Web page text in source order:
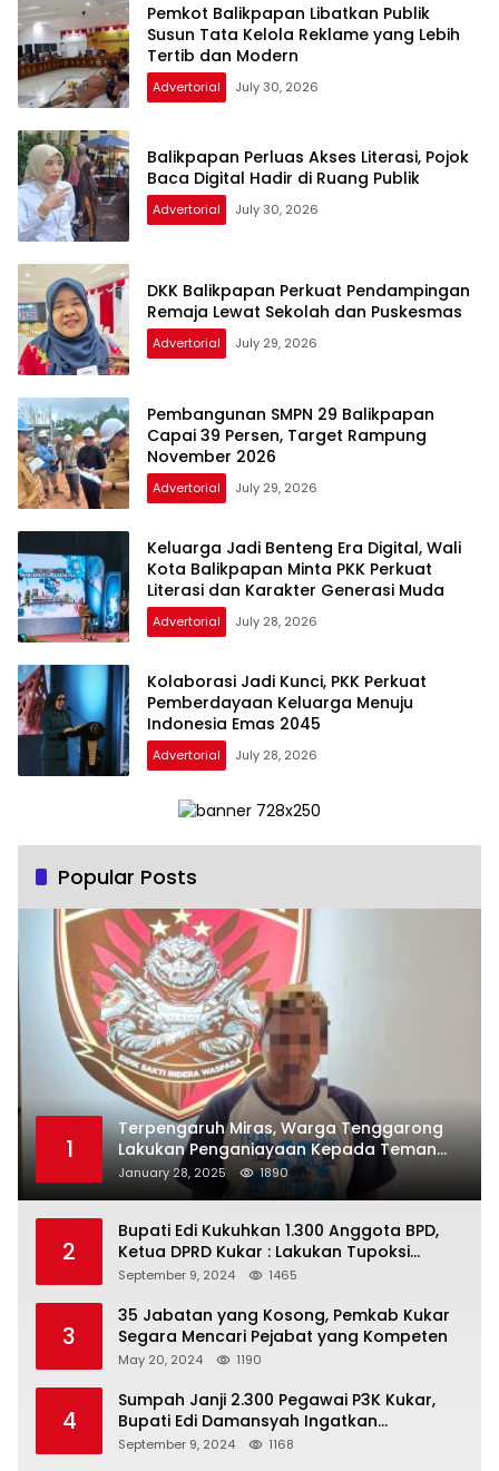
Pemkot Balikpapan Libatkan Publik
Susun Tata Kelola Reklame yang Lebih
Tertib dan Modern
Advertorial July 30, 2026
Balikpapan Perluas Akses Literasi, Pojok
Baca Digital Hadir di Ruang Publik
Advertorial July 30, 2026
DKK Balikpapan Perkuat Pendampingan
Remaja Lewat Sekolah dan Puskesmas
Advertorial July 29, 2026
Pembangunan SMPN 29 Balikpapan
Capai 39 Persen, Target Rampung
November 2026
Advertorial July 29, 2026
Keluarga Jadi Benteng Era Digital, Wali
Kota Balikpapan Minta PKK Perkuat
Literasi dan Karakter Generasi Muda
Advertorial July 28, 2026
Kolaborasi Jadi Kunci, PKK Perkuat
Pemberdayaan Keluarga Menuju
Indonesia Emas 2045
Advertorial July 28, 2026
Popular Posts
1
Terpengaruh Miras, Warga Tenggarong
Lakukan Penganiayaan Kepada Teman
Sendiri
January 28, 2025 1890
2
Bupati Edi Kukuhkan 1.300 Anggota BPD,
Ketua DPRD Kukar : Lakukan Tupoksi
Dengan Baik Untuk Wujudkan
September 9, 2024 1465
3
35 Jabatan yang Kosong, Pemkab Kukar
Segara Mencari Pejabat yang Kompeten
May 20, 2024 1190
4
Sumpah Janji 2.300 Pegawai P3K Kukar,
Bupati Edi Damansyah Ingatkan
Tanggung Jawab Baru
September 9, 2024 1168